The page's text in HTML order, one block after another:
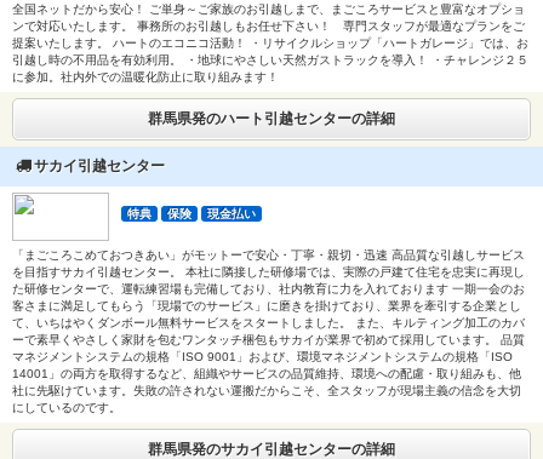
全国ネットだから安心！ ご単身～ご家族のお引越しまで、まごころサービスと豊富なオプショ
ンで対応いたします。 事務所のお引越しもお任せ下さい！ 専門スタッフが最適なプランをご
提案いたします。 ハートのエコニコ活動！ ・リサイクルショップ「ハートガレージ」では、お
引越し時の不用品を有効利用。 ・地球にやさしい天然ガストラックを導入！ ・チャレンジ２５
に参加。社内外での温暖化防止に取り組みます！
群馬県発のハート引越センターの詳細
サカイ引越センター
特典 保険 現金払い
「まごころこめておつきあい」がモットーで安心・丁寧・親切・迅速 高品質な引越しサービス
を目指すサカイ引越センター。 本社に隣接した研修場では、実際の戸建て住宅を忠実に再現し
た研修センターで、運転練習場も完備しており、社内教育に力を入れております 一期一会のお
客さまに満足してもらう「現場でのサービス」に磨きを掛けており、業界を牽引する企業とし
て、いちはやくダンボール無料サービスをスタートしました。 また、キルティング加工のカバ
ーで素早くやさしく家財を包むワンタッチ梱包もサカイが業界で初めて採用しています。 品質
マネジメントシステムの規格「ISO 9001」および、環境マネジメントシステムの規格「ISO
14001」の両方を取得するなど、組織やサービスの品質維持、環境への配慮・取り組みも、他
社に先駆けています。失敗の許されない運搬だからこそ、全スタッフが現場主義の信念を大切
にしているのです。
群馬県発のサカイ引越センターの詳細